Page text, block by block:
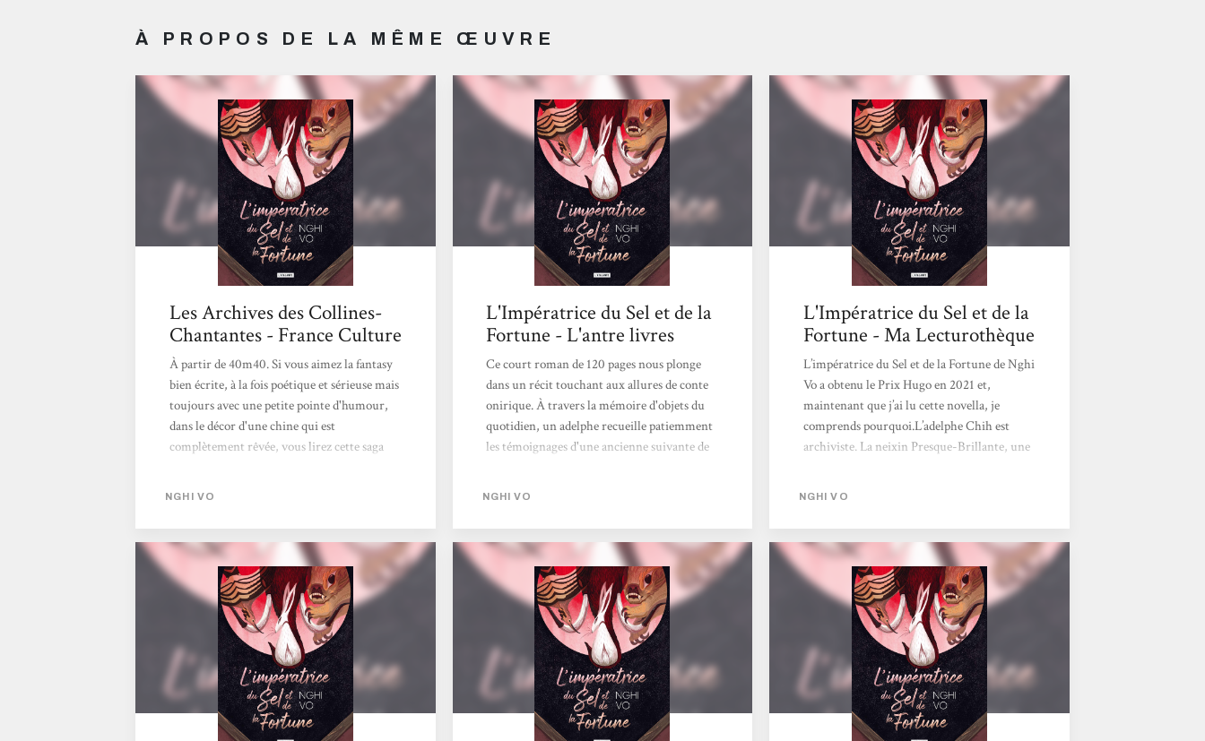
À PROPOS DE LA MÊME ŒUVRE
Les Archives des Collines-
Chantantes - France Culture
À partir de 40m40. Si vous aimez la fantasy
bien écrite, à la fois poétique et sérieuse mais
toujours avec une petite pointe d'humour,
dans le décor d'une chine qui est
complètement rêvée, vous lirez cette saga
NGHI VO
L'Impératrice du Sel et de la
Fortune - L'antre livres
Ce court roman de 120 pages nous plonge
dans un récit touchant aux allures de conte
onirique. À travers la mémoire d'objets du
quotidien, un adelphe recueille patiemment
les témoignages d'une ancienne suivante de
l'amitié entre ces dames sont cruciaux pour
leur permettre de déjouer les pièges qui leur
sont tendus. Plongé dans une ambiance
asiatique aux touches discrètes de magie et
de fantasy, chaque chapitre est un petit délice
tant dans sa subtilité et sa douceur que dans...
NGHI VO
L'Impératrice du Sel et de la
Fortune - Ma Lecturothèque
L’impératrice du Sel et de la Fortune de Nghi
Vo a obtenu le Prix Hugo en 2021 et,
maintenant que j’ai lu cette novella, je
comprends pourquoi.L’adelphe Chih est
archiviste. La neixin Presque-Brillante, une
prochainement intronisée. Sur leur route se
trouve l’ancien palais Fortune-Prospère où
In-yo, la précédente impératrice, a vécu.
Chih et Presque-Brillante ayant pour devoir
de tout archiver, iels font un détour par ce
lieu et y rencontrent Lapin, qui fut une
domestique fidèle...
NGHI VO